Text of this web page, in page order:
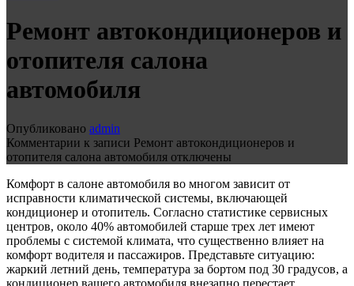
Ремонт автокондиционеров и
отопителя салона
автомобиля
Опубликовано admin
Комментарии к записи Ремонт автокондиционеров и
отопителя салона автомобиля отключены
Комфорт в салоне автомобиля во многом зависит от
исправности климатической системы, включающей
кондиционер и отопитель. Согласно статистике сервисных
центров, около 40% автомобилей старше трех лет имеют
проблемы с системой климата, что существенно влияет на
комфорт водителя и пассажиров. Представьте ситуацию:
жаркий летний день, температура за бортом под 30 градусов, а
кондиционер вашего автомобиля внезапно перестает